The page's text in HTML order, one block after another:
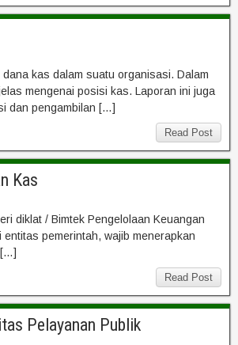
kas dalam suatu organisasi. Dalam
mengenai posisi kas. Laporan ini juga
dan pengambilan […]
Read Post
Kas
diklat / Bimtek Pengelolaan Keuangan
pemerintah, wajib menerapkan
[…]
Read Post
Pelayanan Publik